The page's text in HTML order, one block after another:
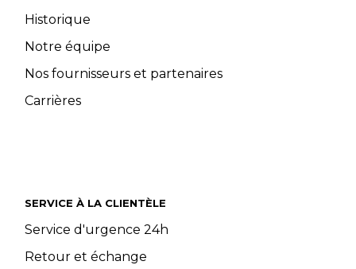
Historique
Notre équipe
Nos fournisseurs et partenaires
Carrières
SERVICE À LA CLIENTÈLE
Service d'urgence 24h
Retour et échange